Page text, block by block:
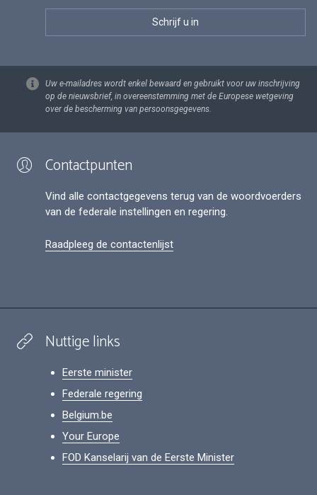
Uw e-mailadres wordt enkel bewaard en gebruikt voor uw inschrijving
op de nieuwsbrief, in overeenstemming met de Europese wetgeving
over de bescherming van persoonsgegevens.
Contactpunten
Vind alle contactgegevens terug van de woordvoerders
van de federale instellingen en regering.
Raadpleeg de contactenlijst
Nuttige links
Eerste minister
Federale regering
Belgium.be
Your Europe
FOD Kanselarij van de Eerste Minister